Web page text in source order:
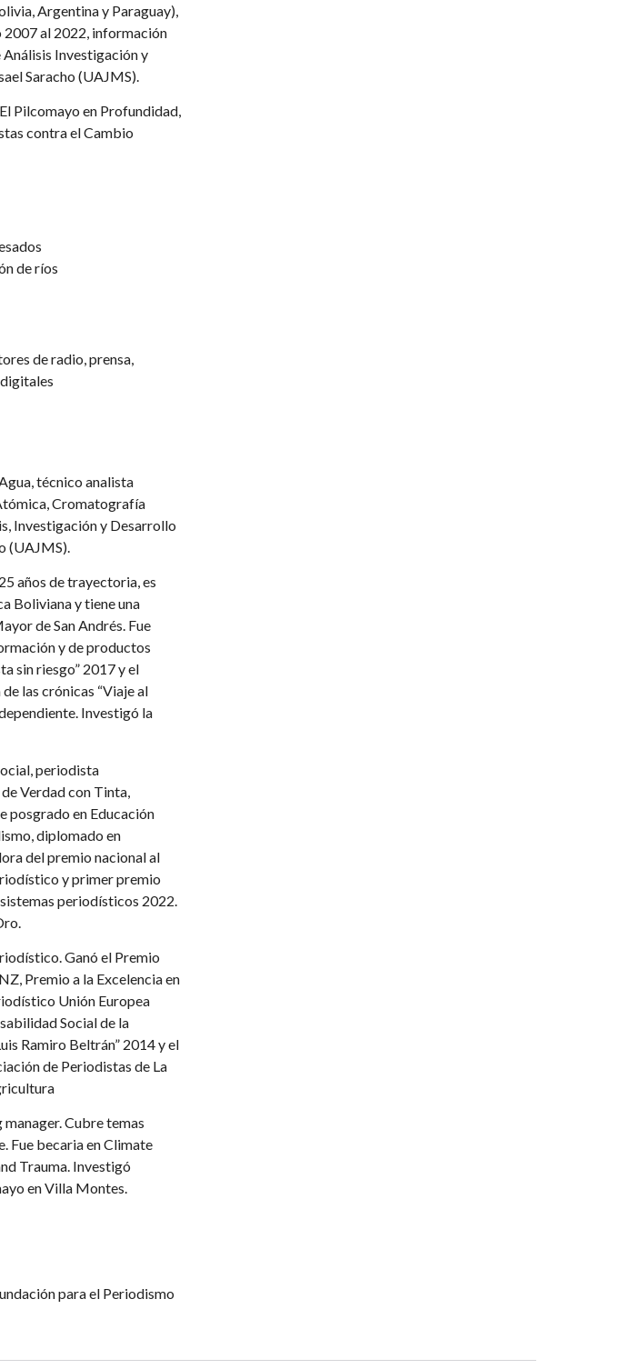
Argentina y Paraguay),
2007 al 2022, información
Investigación y
Saracho (UAJMS).
Pilcomayo en Profundidad,
contra el Cambio
de ríos
de radio, prensa,
técnico analista
Cromatografía
Investigación y Desarrollo
(UAJMS).
años de trayectoria, es
Boliviana y tiene una
de San Andrés. Fue
y de productos
sin riesgo” 2017 y el
las crónicas “Viaje al
Investigó la
periodista
Verdad con Tinta,
posgrado en Educación
diplomado en
del premio nacional al
y primer premio
periodísticos 2022.
Ganó el Premio
Premio a la Excelencia en
Unión Europea
Social de la
Ramiro Beltrán” 2014 y el
de Periodistas de La
Cubre temas
Fue becaria en Climate
Trauma. Investigó
en Villa Montes.
para el Periodismo